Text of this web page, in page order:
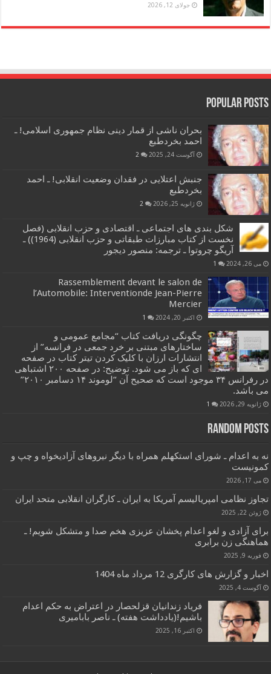
جولای 12, 2026
Popular Posts
بحران ناشی از قمار دینی نظام جمهوری اسلامی! ـ
احمد بخردطبع
آگوست 24, 2025 2
جنبش اعتلایی در فقدان وضعیت انقلابی! ـ احمد
بخردطبع
ژانویه 25, 2026 2
شکل بندی های اجتماعی ـ اقتصادی و حزب انقلابی (فصل
نخست از کتاب مبارزات طبقاتی و حزب انقلابی (1964)) ـ
آریگو چروتوا ـ ترجمه: منصور دیجور
می 26, 2024 1
Rassemblement devant le salon de
l’Automobile: Interventionde Jean-Pierre
Mercier
اکتبر 20, 2024 1
چگونگی دریافت کتاب “مجامع عمومی و
ساختارهای مبتنی بر خرد جمعی در فرانسه” از
انتشارات ارزان با کلیک کردن تیتر کتاب در صفحه
ای که باز می شود. توضیح: در صفحه ۲۰۰ اشتباهی
در رفرانس ۳۴ موجود است که صحیح آن “لوموند ۱۴ دسامبر ۲۰۱۰”
می باشد.
ژانویه 29, 2026 1
Random Posts
نه به اعدام ـ شورای استکهلم همراه با دیگر نیروهای آزادیخواه و چپ و
کمونیست
می 17, 2026
تجاوز نظامی امپریالیسم آمریکا به ایران ـ کارگران انقلابی متحد ایران
ژوئن 22, 2025
برای آزادی و لغو اعدام پخشان عزیزی هخم صدا و متشکل شویم! ـ
هماهنگی زن برابری
فوریه 9, 2025
اخبار و گزارش های کارگری 12 مرداد ماه 1404
آگوست 4, 2025
فریاد زندانیان قزلحصار در اعتراض به حکم اعدام
باشیم!(یادداشت هفته) ـ ناصر بابامیری
اکتبر 16, 2025